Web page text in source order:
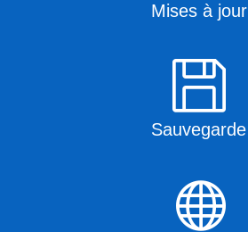
Mises à jour

Sauvegarde
